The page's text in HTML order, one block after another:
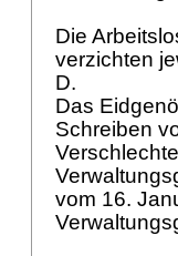
Die
verzichten
D.
Das
Schreiben
vom 16.